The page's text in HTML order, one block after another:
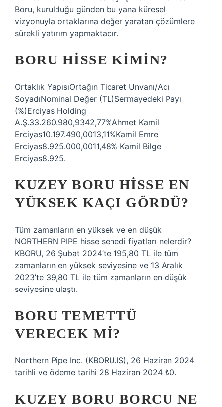
Boru, kurulduğu günden bu yana küresel
vizyonuyla ortaklarına değer yaratan çözümlere
sürekli yatırım yapmaktadır.
BORU HISSE KIMIN?
Ortaklık YapısıOrtağın Ticaret Unvanı/Adı
SoyadıNominal Değer (TL)Sermayedeki Payı
(%)Erciyas Holding
A.Ş.33.260.980,9342,77%Ahmet Kamil
Erciyas10.197.490,0013,11%Kamil Emre
Erciyas8.925.000,0011,48% Kamil Bilge
Erciyas8.925.
KUZEY BORU HISSE EN
YÜKSEK KAÇI GÖRDÜ?
Tüm zamanların en yüksek ve en düşük
NORTHERN PIPE hisse senedi fiyatları nelerdir?
KBORU, 26 Şubat 2024’te 195,80 TL ile tüm
zamanların en yüksek seviyesine ve 13 Aralık
2023’te 39,80 TL ile tüm zamanların en düşük
seviyesine ulaştı.
BORU TEMETTÜ
VERECEK MI?
Northern Pipe Inc. (KBORU.IS), 26 Haziran 2024
tarihli ve ödeme tarihi 28 Haziran 2024 ₺0.
KUZEY BORU BORCU NE